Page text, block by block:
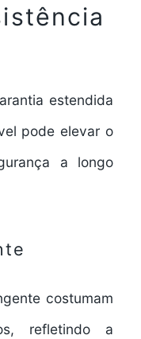
estendida
pode elevar o
a longo
costumam
refletindo a